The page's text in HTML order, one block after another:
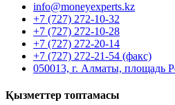
info@moneyexperts.kz
+7 (727) 272-10-32
+7 (727) 272-10-28
+7 (727) 272-20-14
+7 (727) 272-21-54 (факс)
050013, г. Алматы, площадь
Қызметтер топтамасы